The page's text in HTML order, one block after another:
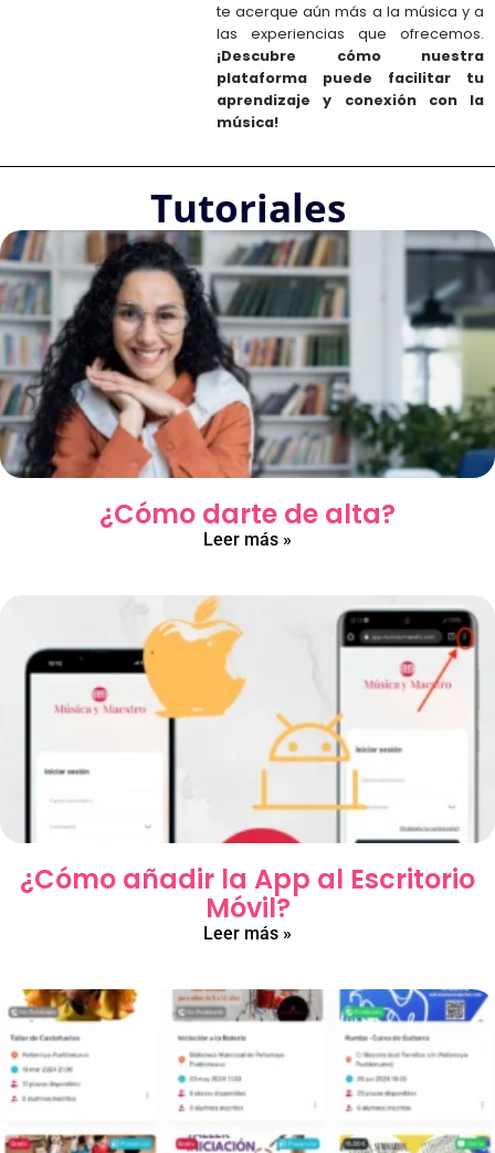
te acerque aún más a la música y a
las experiencias que ofrecemos.
¡Descubre cómo nuestra
plataforma puede facilitar tu
aprendizaje y conexión con la
música!
Tutoriales
¿Cómo darte de alta?
Leer más »
¿Cómo añadir la App al Escritorio
Móvil?
Leer más »